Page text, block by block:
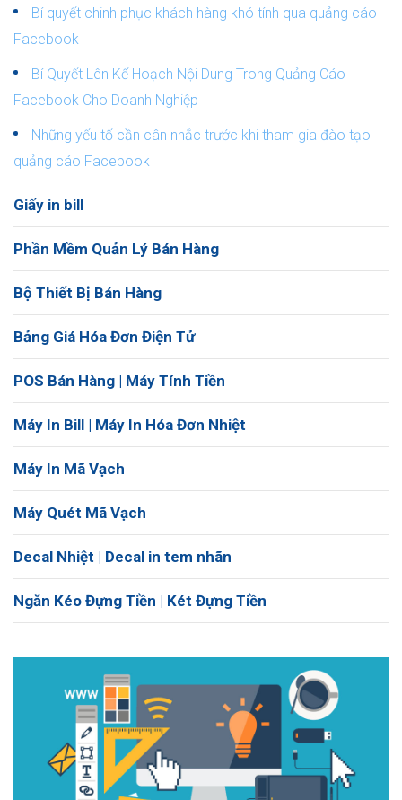
Bí quyết chinh phục khách hàng khó tính qua quảng cáo
Facebook
Bí Quyết Lên Kế Hoạch Nội Dung Trong Quảng Cáo
Facebook Cho Doanh Nghiệp
Những yếu tố cần cân nhắc trước khi tham gia đào tạo
quảng cáo Facebook
Giấy in bill
Phần Mềm Quản Lý Bán Hàng
Bộ Thiết Bị Bán Hàng
Bảng Giá Hóa Đơn Điện Tử
POS Bán Hàng | Máy Tính Tiền
Máy In Bill | Máy In Hóa Đơn Nhiệt
Máy In Mã Vạch
Máy Quét Mã Vạch
Decal Nhiệt | Decal in tem nhãn
Ngăn Kéo Đựng Tiền | Két Đựng Tiền